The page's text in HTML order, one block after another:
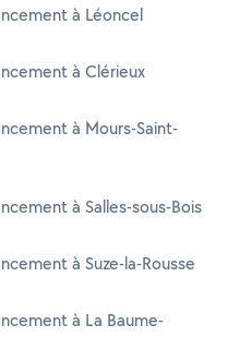
à Léoncel
à Clérieux
à Mours-Saint-
à Salles-sous-Bois
à Suze-la-Rousse
à La Baume-